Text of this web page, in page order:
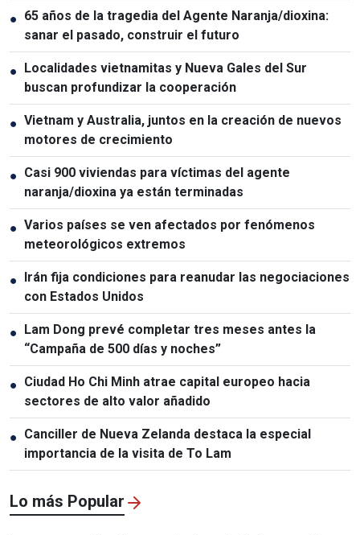
● 65 años de la tragedia del Agente Naranja/dioxina:
sanar el pasado, construir el futuro
● Localidades vietnamitas y Nueva Gales del Sur
buscan profundizar la cooperación
● Vietnam y Australia, juntos en la creación de nuevos
motores de crecimiento
● Casi 900 viviendas para víctimas del agente
naranja/dioxina ya están terminadas
● Varios países se ven afectados por fenómenos
meteorológicos extremos
● Irán fija condiciones para reanudar las negociaciones
con Estados Unidos
● Lam Dong prevé completar tres meses antes la
“Campaña de 500 días y noches”
● Ciudad Ho Chi Minh atrae capital europeo hacia
sectores de alto valor añadido
● Canciller de Nueva Zelanda destaca la especial
importancia de la visita de To Lam
Lo más Popular